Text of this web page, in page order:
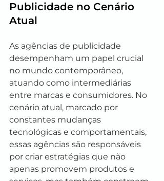
Publicidade no Cenário
Atual
As agências de publicidade
desempenham um papel crucial
no mundo contemporâneo,
atuando como intermediárias
entre marcas e consumidores. No
cenário atual, marcado por
constantes mudanças
tecnológicas e comportamentais,
essas agências são responsáveis
por criar estratégias que não
apenas promovem produtos e